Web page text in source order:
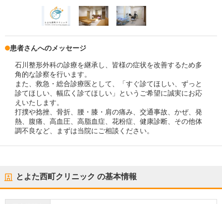
患者さんへのメッセージ
石川整形外科の診療を継承し、皆様の症状を改善するため多
角的な診察を行います。
また、救急・総合診療医として、「すぐ診てほしい、ずっと
診てほしい、幅広く診てほしい」というご希望に誠実にお応
えいたします。
打撲や捻挫、骨折、腰・膝・肩の痛み、交通事故、かぜ、発
熱、腹痛、高血圧、高脂血症、花粉症、健康診断、その他体
調不良など、まずは当院にご相談ください。
とよた西町クリニック の基本情報